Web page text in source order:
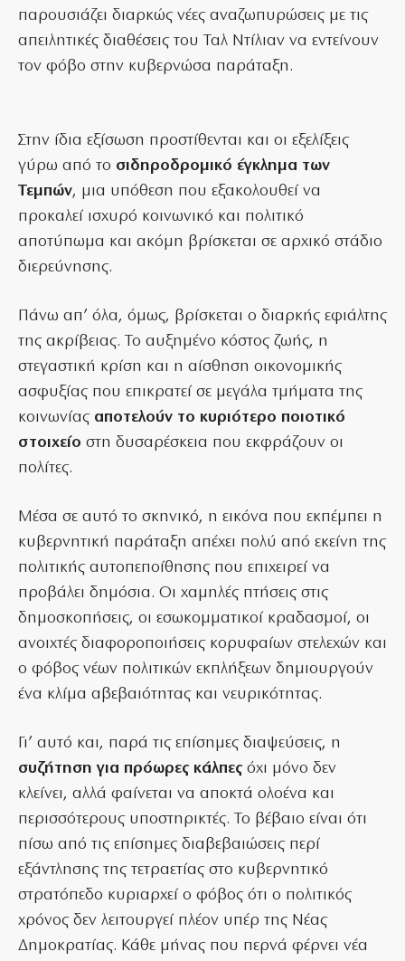
παρουσιάζει διαρκώς νέες αναζωπυρώσεις με τις
απειλητικές διαθέσεις του Ταλ Ντίλιαν να εντείνουν
τον φόβο στην κυβερνώσα παράταξη.
Στην ίδια εξίσωση προστίθενται και οι εξελίξεις
γύρω από το σιδηροδρομικό έγκλημα των
Τεμπών, μια υπόθεση που εξακολουθεί να
προκαλεί ισχυρό κοινωνικό και πολιτικό
αποτύπωμα και ακόμη βρίσκεται σε αρχικό στάδιο
διερεύνησης.
Πάνω απ’ όλα, όμως, βρίσκεται ο διαρκής εφιάλτης
της ακρίβειας. Το αυξημένο κόστος ζωής, η
στεγαστική κρίση και η αίσθηση οικονομικής
ασφυξίας που επικρατεί σε μεγάλα τμήματα της
κοινωνίας αποτελούν το κυριότερο ποιοτικό
στοιχείο στη δυσαρέσκεια που εκφράζουν οι
πολίτες.
Μέσα σε αυτό το σκηνικό, η εικόνα που εκπέμπει η
κυβερνητική παράταξη απέχει πολύ από εκείνη της
πολιτικής αυτοπεποίθησης που επιχειρεί να
προβάλει δημόσια. Οι χαμηλές πτήσεις στις
δημοσκοπήσεις, οι εσωκομματικοί κραδασμοί, οι
ανοιχτές διαφοροποιήσεις κορυφαίων στελεχών και
ο φόβος νέων πολιτικών εκπλήξεων δημιουργούν
ένα κλίμα αβεβαιότητας και νευρικότητας.
Γι’ αυτό και, παρά τις επίσημες διαψεύσεις, η
συζήτηση για πρόωρες κάλπες όχι μόνο δεν
κλείνει, αλλά φαίνεται να αποκτά ολοένα και
περισσότερους υποστηρικτές. Το βέβαιο είναι ότι
πίσω από τις επίσημες διαβεβαιώσεις περί
εξάντλησης της τετραετίας στο κυβερνητικό
στρατόπεδο κυριαρχεί ο φόβος ότι ο πολιτικός
χρόνος δεν λειτουργεί πλέον υπέρ της Νέας
Δημοκρατίας. Κάθε μήνας που περνά φέρνει νέα